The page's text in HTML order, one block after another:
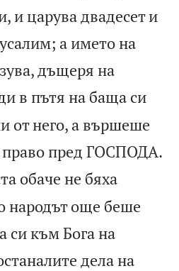
и царува двадесет и
а името на
дъщеря на
в пътя на баща си
от него, а вършеше
право пред ГОСПОДА.
обаче не бяха
народът още беше
си към Бога на
дела на